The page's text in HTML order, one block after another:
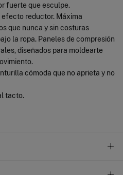
fuerte que esculpe.
reductor. Máxima
que nunca y sin costuras
la ropa. Paneles de compresión
diseñados para moldearte
cómoda que no aprieta y no
tacto.